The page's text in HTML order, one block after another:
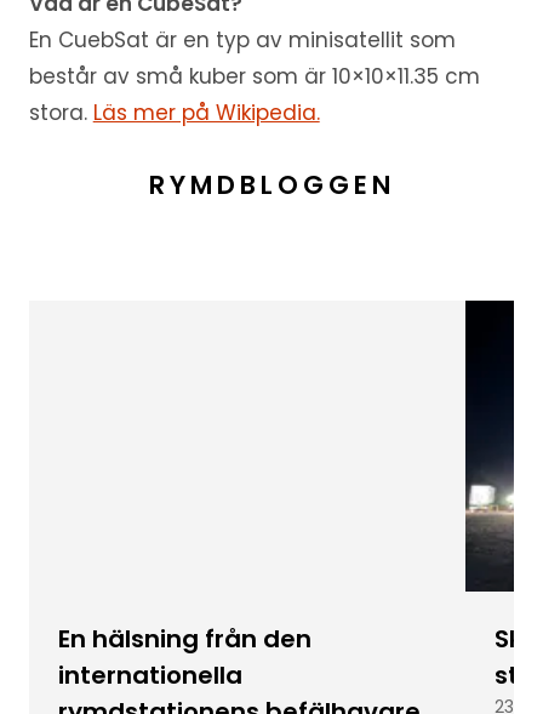
En CuebSat är en typ av minisatellit som
består av små kuber som är 10×10×11.35 cm
stora. Läs mer på Wikipedia.
RYMDBLOGGEN
En hälsning från den
internationella
23